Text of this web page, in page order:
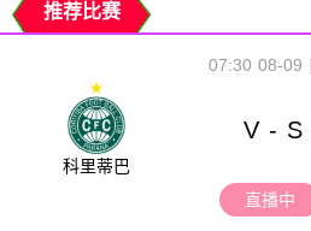
推荐比赛
08-09
07:30
科里蒂巴
V - S
直播中